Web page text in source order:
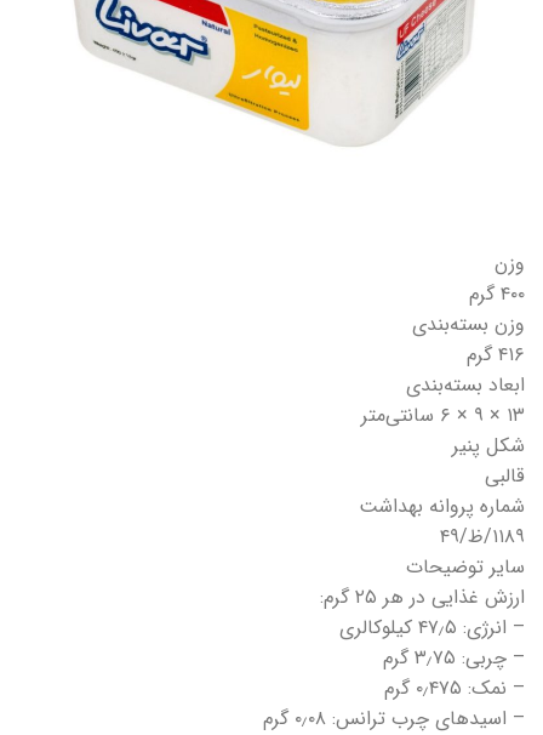
وزن
۴۰۰ گرم
وزن بسته‌بندی
۴۱۶ گرم
ابعاد بسته‌بندی
۱۳ × ۹ × ۶ سانتی‌متر
شکل پنیر
قالبی
شماره پروانه بهداشت
۱۱۸۹/ظ/۴۹
سایر توضیحات
ارزش غذایی در هر ۲۵ گرم:
– انرژی: ۴۷٫۵ کیلوکالری
– چربی: ۳٫۷۵ گرم
– نمک: ۰٫۴۷۵ گرم
– اسیدهای چرب ترانس: ۰٫۰۸ گرم